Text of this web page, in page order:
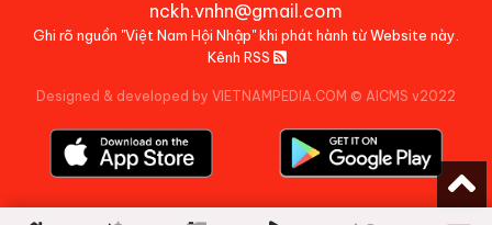
nckh.vnhn@gmail.com
Ghi rõ nguồn "Việt Nam Hội Nhập" khi phát hành từ Website này.
Kênh RSS
Designed & developed by VIETNAMPEDIA.COM © AICMS v2022